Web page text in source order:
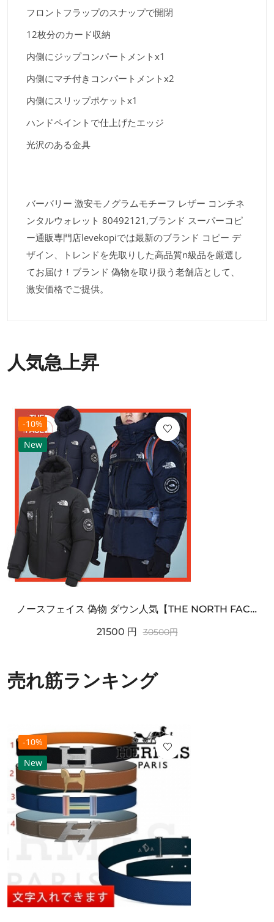
フロントフラップのスナップで開閉
12枚分のカード収納
内側にジップコンパートメントx1
内側にマチ付きコンパートメントx2
内側にスリップポケットx1
ハンドペイントで仕上げたエッジ
光沢のある金具
バーバリー 激安モノグラムモチーフ レザー コンチネ
ンタルウォレット 80492121,ブランド スーパーコピ
ー通販専門店levekopiでは最新のブランド コピー デ
ザイン、トレンドを先取りした高品質n級品を厳選し
てお届け！ブランド 偽物を取り扱う老舗店として、
激安価格でご提供。
人気急上昇
-10%
New
ノースフェイス 偽物 ダウン人気【THE NORTH FACE】M'S 7 SUMMIT HIM...
21500 円 30500円
売れ筋ランキング
-10%
New